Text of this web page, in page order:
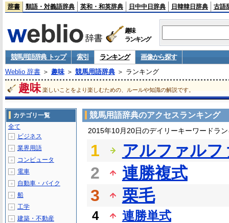
辞書 類語・対義語辞典 英和・和英辞典 日中中日辞典 日韓韓日辞典 古語
趣味
ランキング
競馬用語辞典 トップ 索引 ランキング
画像から探す
Weblio 辞書＞ 趣味＞ 競馬用語辞典＞ ランキング
趣味 楽しいことをより楽しむための、ルールや知識の解説です。
競馬用語辞典のアクセスランキング
2015年10月20日のデイリーキーワードラ
1
アルファルフ
2
連勝複式
3
栗毛
4
連勝単式
カテゴリ一覧
全て
＋ ビジネス
＋ 業界用語
＋ コンピュータ
＋ 電車
＋ 自動車・バイク
＋ 船
＋ 工学
＋ 建築・不動産